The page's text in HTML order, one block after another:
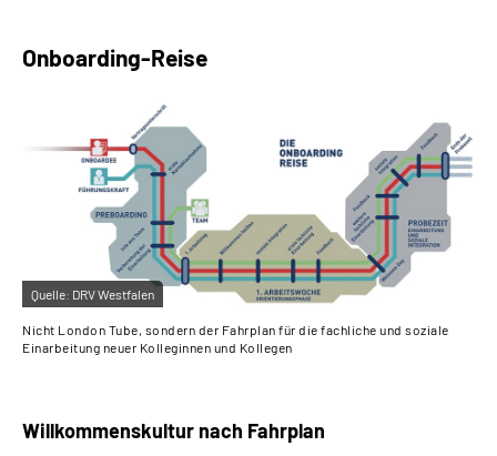
Karriere
Online-Services
Inhalte in Gebärdensprache (DGS)
Leichte Sprache
Onboarding-Reise
Quelle: DRV Westfalen
Nicht London Tube, sondern der Fahrplan für die fachliche und soziale
Einarbeitung neuer Kolleginnen und Kollegen
Willkommenskultur nach Fahrplan